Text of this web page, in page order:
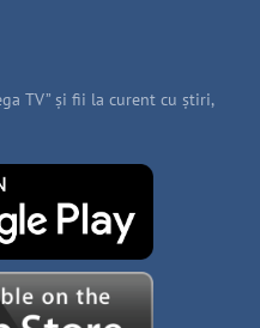
TV” și fii la curent cu știri,